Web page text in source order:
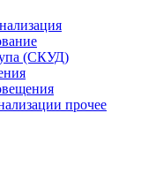
(СКУД)
прочее